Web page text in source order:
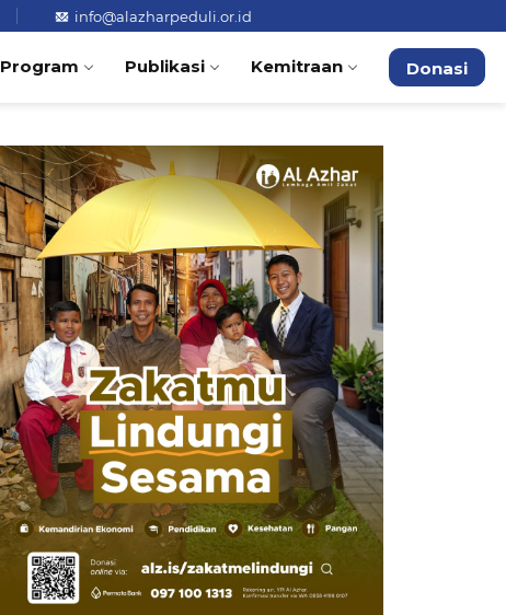
info@alazharpeduli.or.id
Program Publikasi Kemitraan Donasi